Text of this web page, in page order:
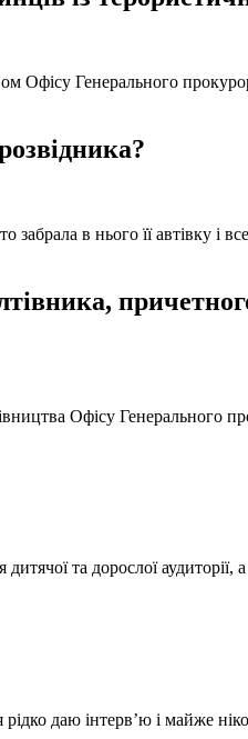
Офісу Генерального
в нього її автівку і
Офісу Генерального
та дорослої
рідко даю інтерв’ю і майже